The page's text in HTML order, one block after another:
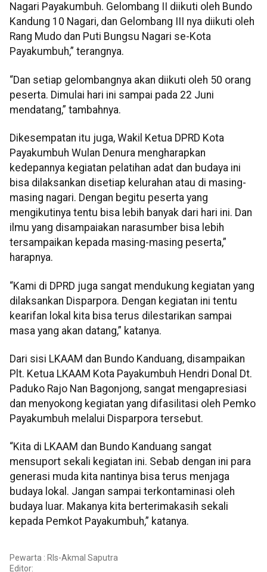
Nagari Payakumbuh. Gelombang II diikuti oleh Bundo
Kandung 10 Nagari, dan Gelombang III nya diikuti oleh
Rang Mudo dan Puti Bungsu Nagari se-Kota
Payakumbuh,” terangnya.
“Dan setiap gelombangnya akan diikuti oleh 50 orang
peserta. Dimulai hari ini sampai pada 22 Juni
mendatang,” tambahnya.
Dikesempatan itu juga, Wakil Ketua DPRD Kota
Payakumbuh Wulan Denura mengharapkan
kedepannya kegiatan pelatihan adat dan budaya ini
bisa dilaksankan disetiap kelurahan atau di masing-
masing nagari. Dengan begitu peserta yang
mengikutinya tentu bisa lebih banyak dari hari ini. Dan
ilmu yang disampaiakan narasumber bisa lebih
tersampaikan kepada masing-masing peserta,”
harapnya.
“Kami di DPRD juga sangat mendukung kegiatan yang
dilaksankan Disparpora. Dengan kegiatan ini tentu
kearifan lokal kita bisa terus dilestarikan sampai
masa yang akan datang,” katanya.
Dari sisi LKAAM dan Bundo Kanduang, disampaikan
Plt. Ketua LKAAM Kota Payakumbuh Hendri Donal Dt.
Paduko Rajo Nan Bagonjong, sangat mengapresiasi
dan menyokong kegiatan yang difasilitasi oleh Pemko
Payakumbuh melalui Disparpora tersebut.
“Kita di LKAAM dan Bundo Kanduang sangat
mensuport sekali kegiatan ini. Sebab dengan ini para
generasi muda kita nantinya bisa terus menjaga
budaya lokal. Jangan sampai terkontaminasi oleh
budaya luar. Makanya kita berterimakasih sekali
kepada Pemkot Payakumbuh,” katanya.
Pewarta : Rls-Akmal Saputra
Editor: